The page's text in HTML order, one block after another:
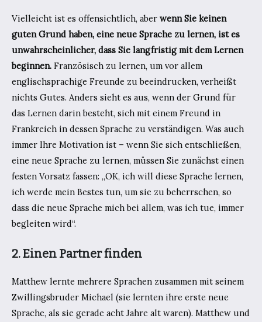
Vielleicht ist es offensichtlich, aber wenn Sie keinen
guten Grund haben, eine neue Sprache zu lernen, ist es
unwahrscheinlicher, dass Sie langfristig mit dem Lernen
beginnen. Französisch zu lernen, um vor allem
englischsprachige Freunde zu beeindrucken, verheißt
nichts Gutes. Anders sieht es aus, wenn der Grund für
das Lernen darin besteht, sich mit einem Freund in
Frankreich in dessen Sprache zu verständigen. Was auch
immer Ihre Motivation ist – wenn Sie sich entschließen,
eine neue Sprache zu lernen, müssen Sie zunächst einen
festen Vorsatz fassen: „OK, ich will diese Sprache lernen,
ich werde mein Bestes tun, um sie zu beherrschen, so
dass die neue Sprache mich bei allem, was ich tue, immer
begleiten wird“.
2. Einen Partner finden
Matthew lernte mehrere Sprachen zusammen mit seinem
Zwillingsbruder Michael (sie lernten ihre erste neue
Sprache, als sie gerade acht Jahre alt waren). Matthew und